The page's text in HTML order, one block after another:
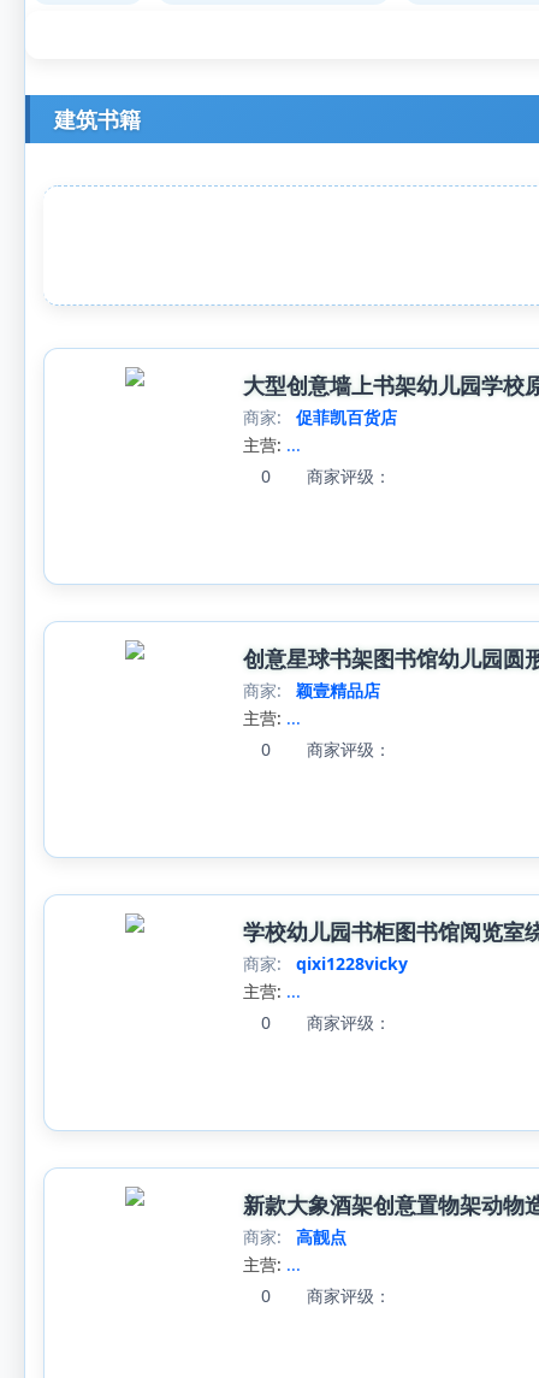
建筑书籍
大型创意墙上书架幼儿园学校
商家:
促菲凯百货店
主营: ...
0
商家评级：
创意星球书架图书馆幼儿园圆
商家:
颖壹精品店
主营: ...
0
商家评级：
学校幼儿园书柜图书馆阅览室
商家:
qixi1228vicky
主营: ...
0
商家评级：
新款大象酒架创意置物架动物
商家:
高靓点
主营: ...
0
商家评级：